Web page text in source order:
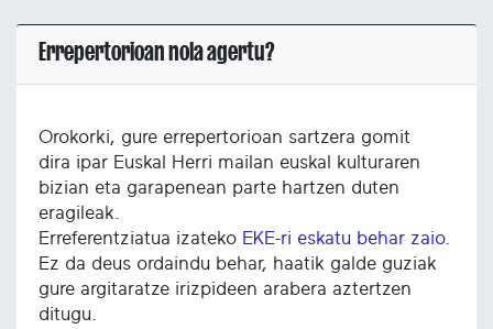
Errepertorioan nola agertu?
Orokorki, gure errepertorioan sartzera gomit
dira ipar Euskal Herri mailan euskal kulturaren
bizian eta garapenean parte hartzen duten
eragileak.
Erreferentziatua izateko EKE-ri eskatu behar zaio.
Ez da deus ordaindu behar, haatik galde guziak
gure argitaratze irizpideen arabera aztertzen
ditugu.